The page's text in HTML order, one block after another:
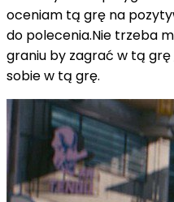
oceniam tą grę na
do polecenia.Nie trzeba
graniu by zagrać w tą
sobie w tą grę.